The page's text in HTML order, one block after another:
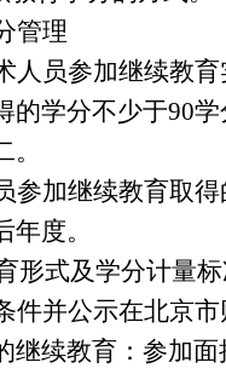
管理
人员参加继续教
的学分不少于90学
参加继续教育取
度。
形式及学分计量标
件并公示在北京
继续教育：参加